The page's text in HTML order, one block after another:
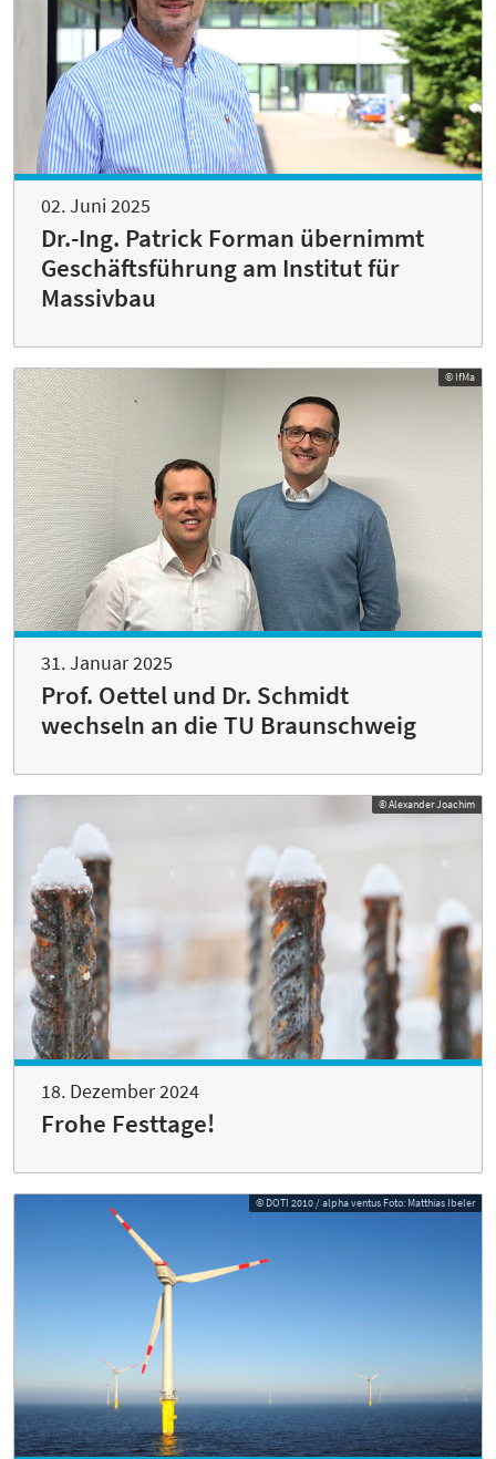
02. Juni 2025
Dr.-Ing. Patrick Forman übernimmt
Geschäftsführung am Institut für
Massivbau
© IfMa
31. Januar 2025
Prof. Oettel und Dr. Schmidt
wechseln an die TU Braunschweig
© Alexander Joachim
18. Dezember 2024
Frohe Festtage!
© DOTI 2010 / alpha ventus Foto: Matthias Ibeler